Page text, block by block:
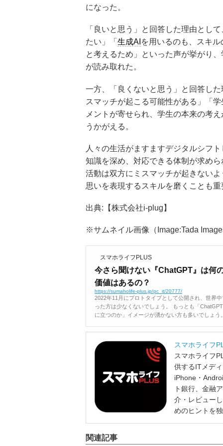
になった。
「良いと思う」と回答した理由とし
たい」「 生成AI を用いるのも、スキ
と考えるため」といった声が挙がり
が読み取れた。
一方、「良くないと思う」と回答し
スマッチが起こる可能性がある」「
メントが寄せられ、学生の本来の考
うかがえる。
人々の生活がますますデジタルシフ
知識を深め、対応できる体制が求め
活動は双方にミスマッチが起きない
思いを表現するスキルを磨くことも
出典:【株式会社i-plug】
※サムネイル画像（Image:Tada
スマホライフPLUS
今さら聞けない『ChatGPT』は何
価値はあるの？
https://sumaholife-plus.jp/pc_it/20777/
2022年11月にプロトタイプとして公開され、世界
った方は少なくないでしょう。 もっとも「
に立つのか」イメージが湧かない方も多いでしょう
スマホライフ
スマホライフ
供するITメデ
iPhone・
ト銀行、金融
介・レビュー
めのヒントを
関連記事